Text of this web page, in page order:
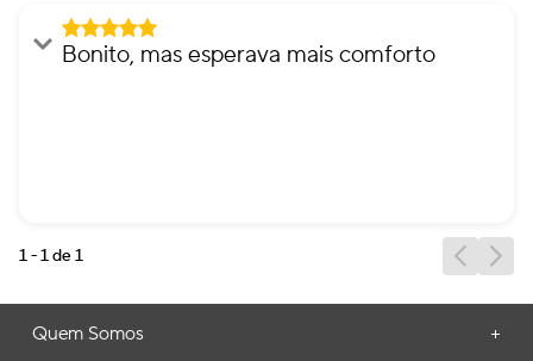
★★★★★
Bonito, mas esperava mais comforto
1 - 1de1
Quem Somos +